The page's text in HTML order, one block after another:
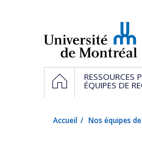
Navigation
principale
ACCUEILRESSOURCES
ÉQUIPES DE
Accueil Nos équipes